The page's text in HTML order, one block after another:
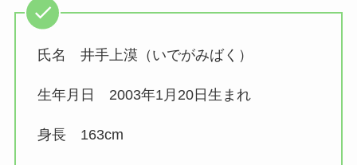
氏名 井手上漠（いでがみばく）
生年月日 2003年1月20日生まれ
身長 163cm